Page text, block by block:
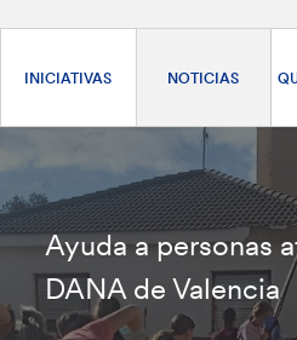
INICIATIVAS NOTICIAS
Ayuda a personas
DANA de Valencia